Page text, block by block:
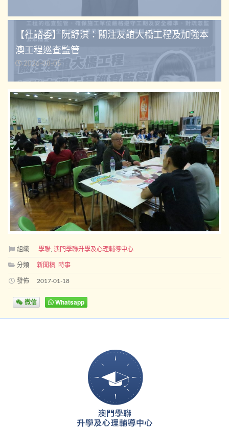
【社諮委】阮舒淇：關注友誼大橋工程及加強本
澳工程巡查監管
2026-08-05
組織 學聯 澳門學聯升學及心理輔導中心
分類 新聞稿 時事
發佈 2017-01-18
微信 Whatsapp